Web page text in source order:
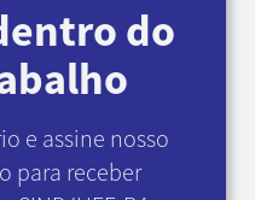
do
e assine nosso
para receber